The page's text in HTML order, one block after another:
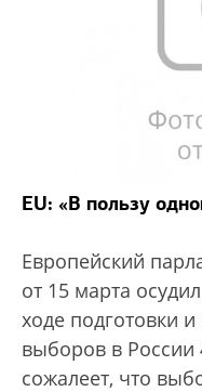
EU: «В пользу
Европейский
от 15 марта
ходе подготовки
выборов в России
сожалеет, что